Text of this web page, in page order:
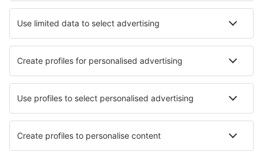
Hoteluri
Transferuri aeroport
Află mai multe
Garanția prețului mic
Aplicație mobilă
Companii aeriene
Wizz Air
Tarom